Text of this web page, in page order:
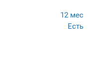
12 мес
Есть